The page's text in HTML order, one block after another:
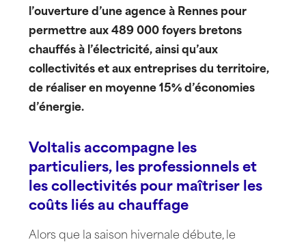
l’ouverture d’une agence à Rennes pour
permettre aux 489 000 foyers bretons
chauffés à l’électricité, ainsi qu’aux
collectivités et aux entreprises du territoire,
de réaliser en moyenne 15% d’économies
d’énergie.
Voltalis accompagne les
particuliers, les professionnels et
les collectivités pour maîtriser les
coûts liés au chauffage
Alors que la saison hivernale débute, le